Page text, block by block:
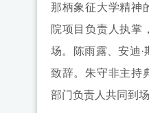
那柄象征大学精神
院项目负责人执掌
场。陈雨露、安迪
致辞。朱守非主持
部门负责人共同到场